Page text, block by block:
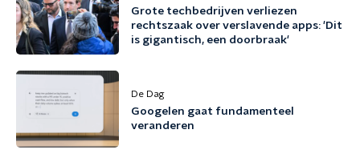
Grote techbedrijven verliezen
rechtszaak over verslavende apps: 'Dit
is gigantisch, een doorbraak'
De Dag
Googelen gaat fundamenteel
veranderen